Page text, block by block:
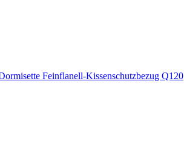
Feinflanell-Kissenschutzbezug Q120